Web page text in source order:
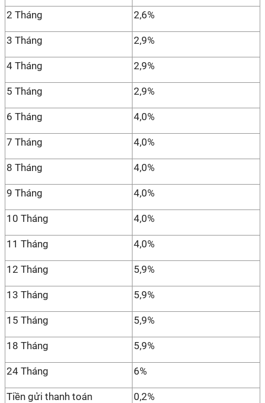
2 Tháng 2,6%
3 Tháng 2,9%
4 Tháng 2,9%
5 Tháng 2,9%
6 Tháng 4,0%
7 Tháng 4,0%
8 Tháng 4,0%
9 Tháng 4,0%
10 Tháng 4,0%
11 Tháng 4,0%
12 Tháng 5,9%
13 Tháng 5,9%
15 Tháng 5,9%
18 Tháng 5,9%
24 Tháng 6%
Tiền gửi thanh toán 0,2%